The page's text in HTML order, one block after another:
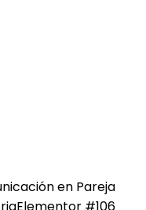
en Pareja
Elementor #106